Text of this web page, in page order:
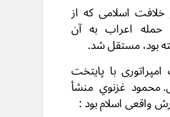
خلافت اسلامی که از
حمله اعراب به آن
بود، مستقل شد.
با پایتخت
محمود غزنوي منشأ
واقعی اسلام بود :